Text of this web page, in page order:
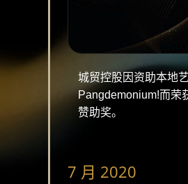
城贸控股因资助本地
Pangdemonium!而荣
赞助奖。
7 月 2020